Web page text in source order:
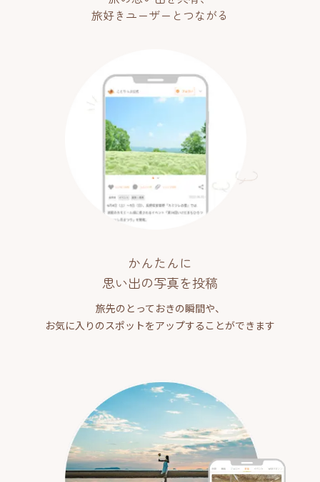
旅好きユーザーとつながる
かんたんに
思い出の写真を投稿
旅先のとっておきの瞬間や、
お気に入りのスポットをアップすることができます